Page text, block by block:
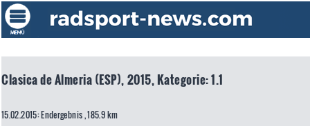
Clasica de Almeria (ESP), 2015, Kategorie: 1.1
15.02.2015: Endergebnis , 185.9 km